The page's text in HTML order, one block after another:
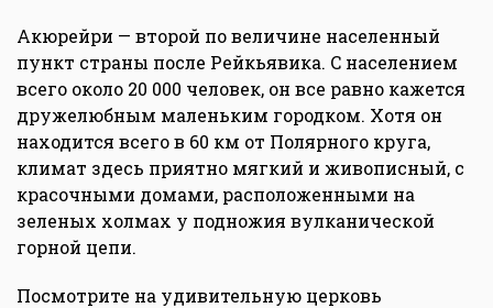
Акюрейри — второй по величине населенный
пункт страны после Рейкьявика. C населением
всего около 20 000 человек, он все равно кажется
дружелюбным маленьким городком. Хотя он
находится всего в 60 км от Полярного круга,
климат здесь приятно мягкий и живописный, с
красочными домами, расположенными на
зеленых холмах у подножия вулканической
горной цепи.
Посмотрите на удивительную церковь